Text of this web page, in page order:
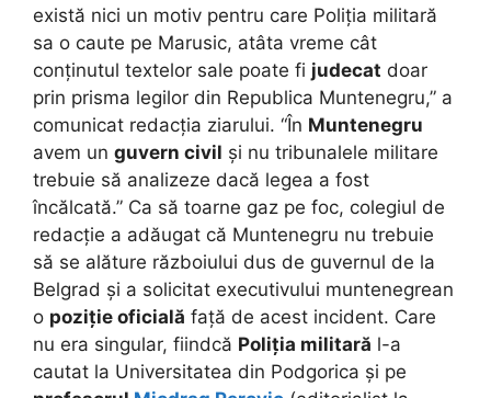
există nici un motiv pentru care Poliția militară
sa o caute pe Marusic, atâta vreme cât
conținutul textelor sale poate fi judecat doar
prin prisma legilor din Republica Muntenegru,” a
comunicat redacția ziarului. “În Muntenegru
avem un guvern civil și nu tribunalele militare
trebuie să analizeze dacă legea a fost
încălcată.” Ca să toarne gaz pe foc, colegiul de
redacție a adăugat că Muntenegru nu trebuie
să se alăture războiului dus de guvernul de la
Belgrad și a solicitat executivului muntenegrean
o poziție oficială față de acest incident. Care
nu era singular, fiindcă Poliția militară l-a
cautat la Universitatea din Podgorica și pe